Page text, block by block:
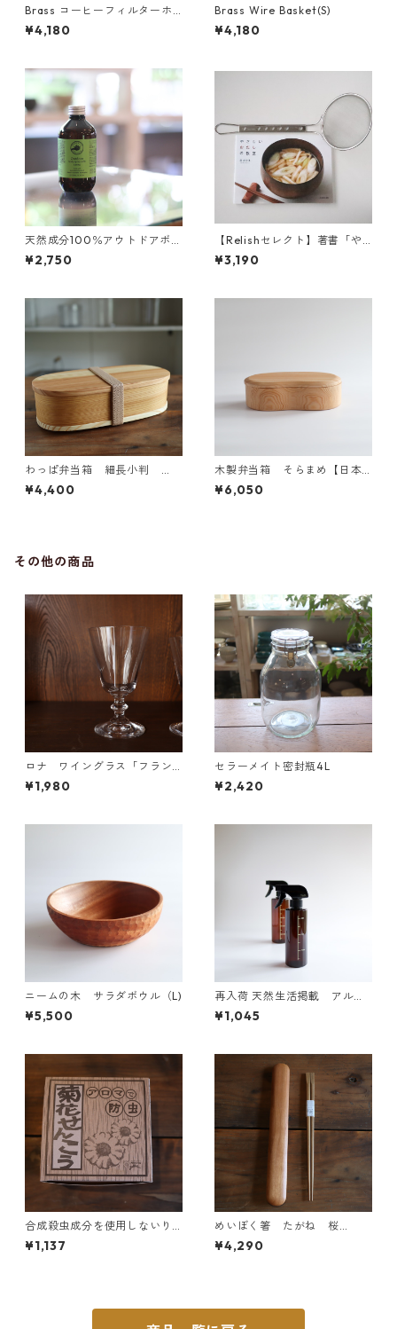
Brass コーヒーフィルターホ
ルダー
¥4,180
Brass Wire Basket(S)
¥4,180
天然成分100％アウトドアボデ
ィスプレー 200ml 詰め替え
用
¥2,750
【Relishセレクト】著書「や
さしいおだしの教室」とすく
いアミのセット
¥3,190
わっぱ弁当箱 細長小判
【日本国内塗装品】
¥4,400
木製弁当箱 そらまめ【日本
国内仕上品】クリア
¥6,050
その他の商品
ロナ ワイングラス「フラン
ス」 8オンス
¥1,980
セラーメイト密封瓶4L
¥2,420
ニームの木 サラダボウル（L)
¥5,500
再入荷 天然生活掲載 アルコ
ールも入れられるスプレーボ
トル（大）
¥1,045
合成殺虫成分を使用しないり
んねしゃさんの菊花せんこう
¥1,137
めいぼく箸 たがね 桜
（大）と箸箱のセット
¥4,290